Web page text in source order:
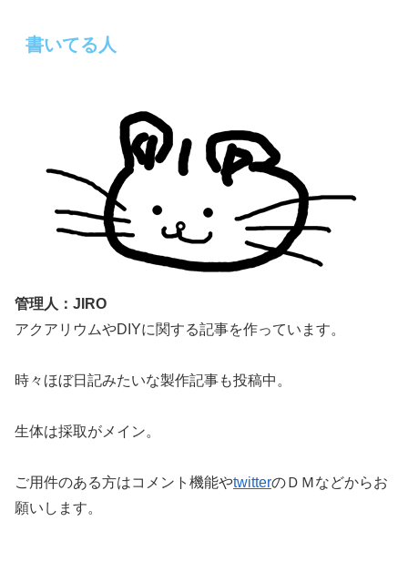
書いてる人
管理人：JIRO
アクアリウムやDIYに関する記事を作っています。
時々ほぼ日記みたいな製作記事も投稿中。
生体は採取がメイン。
ご用件のある方はコメント機能やtwitterのＤＭなどからお
願いします。